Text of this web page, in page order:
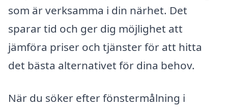
som är verksamma i din närhet. Det
sparar tid och ger dig möjlighet att
jämföra priser och tjänster för att hitta
det bästa alternativet för dina behov.
När du söker efter fönstermålning i